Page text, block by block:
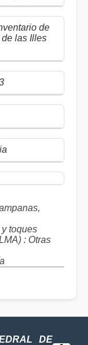
de
las Illes
toques
: Otras
DE